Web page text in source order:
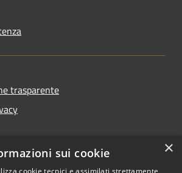
trasparente
accessibilità
×
sui cookie
cookie tecnici e assimilati strettamente